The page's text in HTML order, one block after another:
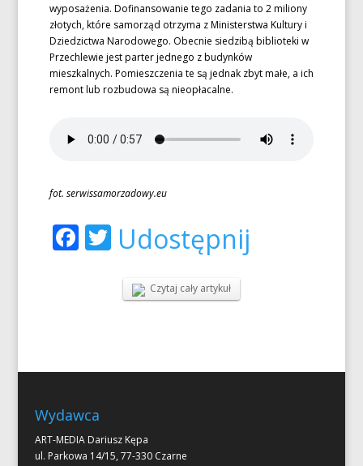
wyposażenia. Dofinansowanie tego zadania to 2 miliony
złotych, które samorząd otrzyma z Ministerstwa Kultury i
Dziedzictwa Narodowego. Obecnie siedzibą biblioteki w
Przechlewie jest parter jednego z budynków
mieszkalnych. Pomieszczenia te są jednak zbyt małe, a ich
remont lub rozbudowa są nieopłacalne.
fot. serwissamorzadowy.eu
Facebook
Twitter
Udostępnij
Czytaj cały artykuł
Wydawca
ART-MEDIA Dariusz Kępa
ul. Parkowa 14/15, 77-330 Czarne